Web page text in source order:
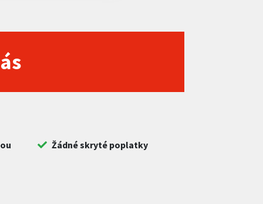
Žádné skryté poplatky